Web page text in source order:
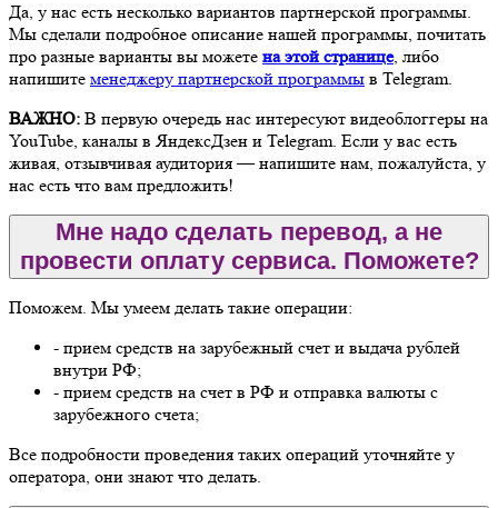
Да, у нас есть несколько вариантов партнерской программы.
Мы сделали подробное описание нашей программы, почитать
про разные варианты вы можете на этой странице, либо
напишите менеджеру партнерской программы в Telegram.
ВАЖНО: В первую очередь нас интересуют видеоблоггеры на
YouTube, каналы в ЯндексДзен и Telegram. Если у вас есть
живая, отзывчивая аудитория — напишите нам, пожалуйста, у
нас есть что вам предложить!
Мне надо сделать перевод, а не
провести оплату сервиса. Поможете?
Поможем. Мы умеем делать такие операции:
- прием средств на зарубежный счет и выдача рублей
внутри РФ;
- прием средств на счет в РФ и отправка валюты с
зарубежного счета;
Все подробности проведения таких операций уточняйте у
оператора, они знают что делать.